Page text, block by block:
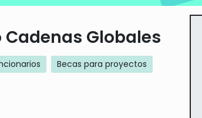
Cadenas Globales
Becas para proyectos